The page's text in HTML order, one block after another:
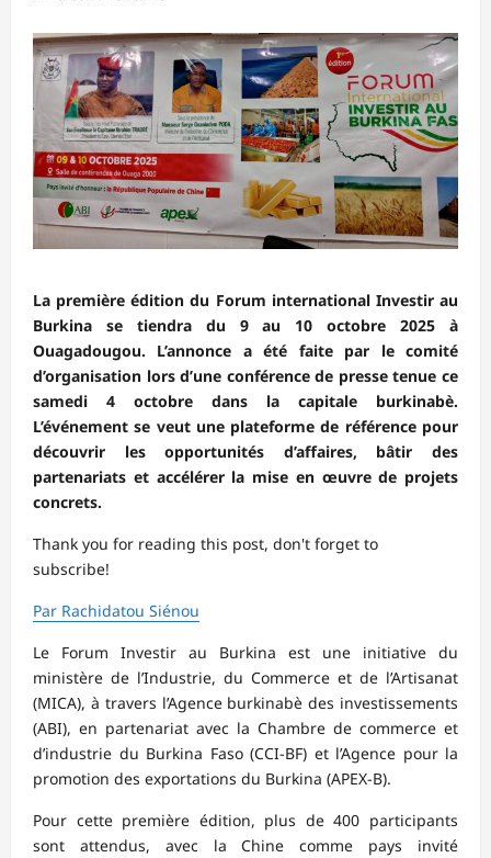
La première édition du Forum international Investir au
Burkina se tiendra du 9 au 10 octobre 2025 à
Ouagadougou. L’annonce a été faite par le comité
d’organisation lors d’une conférence de presse tenue ce
samedi 4 octobre dans la capitale burkinabè.
L’événement se veut une plateforme de référence pour
découvrir les opportunités d’affaires, bâtir des
partenariats et accélérer la mise en œuvre de projets
concrets.
Thank you for reading this post, don't forget to
subscribe!
Par Rachidatou Siénou
Le Forum Investir au Burkina est une initiative du
ministère de l’Industrie, du Commerce et de l’Artisanat
(MICA), à travers l’Agence burkinabè des investissements
(ABI), en partenariat avec la Chambre de commerce et
d’industrie du Burkina Faso (CCI-BF) et l’Agence pour la
promotion des exportations du Burkina (APEX-B).
Pour cette première édition, plus de 400 participants
sont attendus, avec la Chine comme pays invité